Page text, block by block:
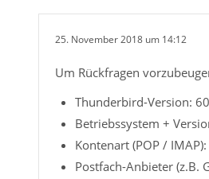
25. November 2018 um 14:12
Um Rückfragen
Thunderbird-Version:
Betriebssystem +
Kontenart (POP /
Postfach-Anbieter (z.B.